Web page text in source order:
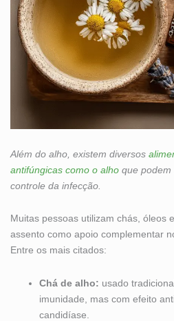
Além do alho, existem diversos
antifúngicas como o alho que podem
controle da infecção.
Muitas pessoas utilizam chás, óleos
assento como apoio complementar
Entre os mais citados:
Chá de alho: usado
imunidade, mas com efeito
candidíase.